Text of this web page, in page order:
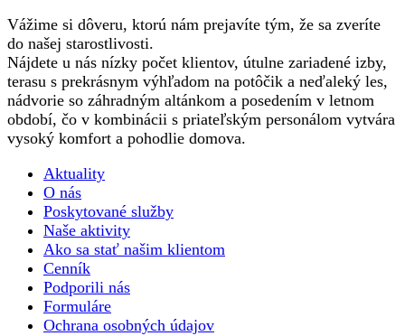
Vážime si dôveru, ktorú nám prejavíte tým, že sa zveríte
do našej starostlivosti.
Nájdete u nás nízky počet klientov, útulne zariadené izby,
terasu s prekrásnym výhľadom na potôčik a neďaleký les,
nádvorie so záhradným altánkom a posedením v letnom
období, čo v kombinácii s priateľským personálom vytvára
vysoký komfort a pohodlie domova.
Aktuality
O nás
Poskytované služby
Naše aktivity
Ako sa stať našim klientom
Cenník
Podporili nás
Formuláre
Ochrana osobných údajov